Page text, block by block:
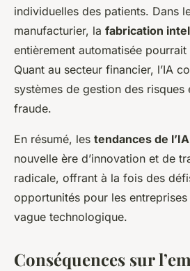
individuelles des patients. Dans
manufacturier, la fabrication
entièrement automatisée
Quant au secteur financier, l’IA
systèmes de gestion des
fraude.
En résumé, les tendances de l’IA
nouvelle ère d’innovation et de
radicale, offrant à la fois des
opportunités pour les
vague technologique.
Conséquences sur